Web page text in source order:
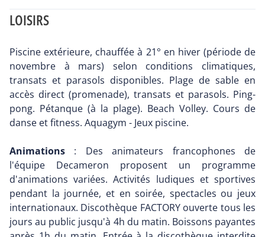
LOISIRS
Piscine extérieure, chauffée à 21° en hiver (période de
novembre à mars) selon conditions climatiques,
transats et parasols disponibles. Plage de sable en
accès direct (promenade), transats et parasols. Ping-
pong. Pétanque (à la plage). Beach Volley. Cours de
danse et fitness. Aquagym - Jeux piscine.
Animations : Des animateurs francophones de
l'équipe Decameron proposent un programme
d'animations variées. Activités ludiques et sportives
pendant la journée, et en soirée, spectacles ou jeux
internationaux. Discothèque FACTORY ouverte tous les
jours au public jusqu'à 4h du matin. Boissons payantes